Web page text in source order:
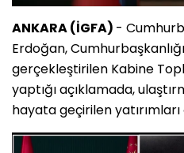
ANKARA (İGFA) -
Erdoğan,
gerçekleştirilen Kabine
yaptığı açıklamada,
hayata geçirilen